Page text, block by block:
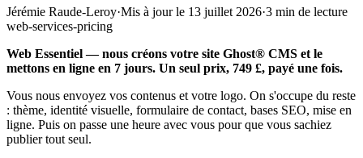
Jérémie Raude-Leroy·Mis à jour le 13 juillet 2026·3 min de lecture
web-services-pricing
Web Essentiel — nous créons votre site Ghost® CMS et le
mettons en ligne en 7 jours. Un seul prix, 749 £, payé une fois.
Vous nous envoyez vos contenus et votre logo. On s'occupe du reste
: thème, identité visuelle, formulaire de contact, bases SEO, mise en
ligne. Puis on passe une heure avec vous pour que vous sachiez
publier tout seul.